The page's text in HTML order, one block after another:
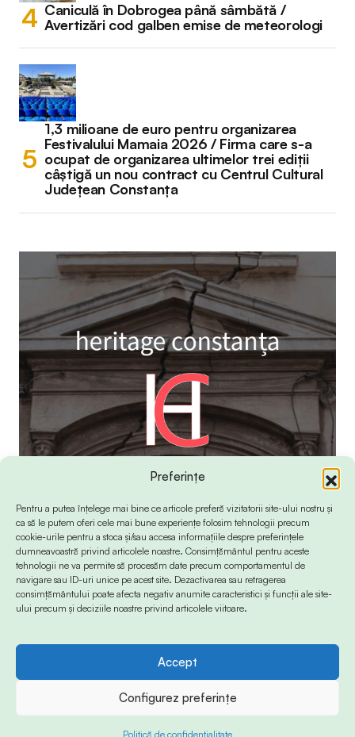
Preferințe
Pentru a putea înțelege mai bine ce articole preferă vizitatorii site-ului nostru și
ca să le putem oferi cele mai bune experiențe folosim tehnologii precum
cookie-urile pentru a stoca și/sau accesa informațiile despre preferințele
dumneavoastră privind articolele noastre. Consimțământul pentru aceste
tehnologii ne va permite să procesăm date precum comportamentul de
navigare sau ID-uri unice pe acest site. Dezactivarea sau retragerea
consimțământului poate afecta negativ anumite caracteristici și funcții ale site-
ului precum și deciziile noastre privind articolele viitoare.
Accept
Configurez preferințe
Politică de confidențialitate
Caniculă în Dobrogea până sâmbătă /
Avertizări cod galben emise de meteorologi
1,3 milioane de euro pentru organizarea
Festivalului Mamaia 2026 / Firma care s-a
ocupat de organizarea ultimelor trei ediții
câștigă un nou contract cu Centrul Cultural
Județean Constanța
© 2024 Info-Sud-Est. All Rights Reserved.